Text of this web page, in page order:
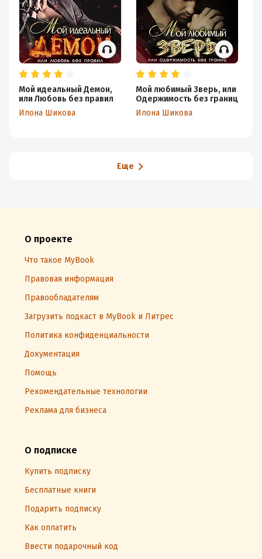
Мой идеальный Демон,
или Любовь без правил
Илона Шикова
Мой любимый Зверь, или
Одержимость без границ
Илона Шикова
Еще
О проекте
Что такое MyBook
Правовая информация
Правообладателям
Загрузить подкаст в MyBook и Литрес
Политика конфиденциальности
Документация
Помощь
Рекомендательные технологии
Реклама для бизнеса
О подписке
Купить подписку
Бесплатные книги
Подарить подписку
Как оплатить
Ввести подарочный код